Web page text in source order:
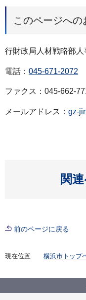
このページへの
行財政局人材戦略部人
電話： 045-671-2072
ファクス：045-662-
メールアドレス： gz-
関
前のページに戻る
現在位置 横浜市トップ